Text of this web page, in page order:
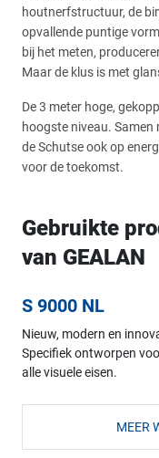
houtnerfstructuur, de
opvallende puntige
bij het meten,
Maar de klus is met
De 3 meter hoge,
hoogste niveau.
de Schutse ook op
voor de toekomst.
Gebruikte
van GEALAN
S 9000 NL
Nieuw, modern en
Specifiek ontworpen
alle visuele eisen.
MEER